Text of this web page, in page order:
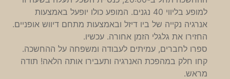
למופע בליווי 40 נגנים. המופע כולו יופעל באמצעות
אנרגיה נקייה של ביו דיזל ובאמצעות מתחם דיווש אופניים.
החזירו את גלגלי הזמן אחורה. עכשיו.
ספרו לחברים, עמיתים לעבודה ומשפחה על ההחשכה.
קחו חלק במהפכת האנרגיה ותעבירו אותה הלאה! תודה
מראש.